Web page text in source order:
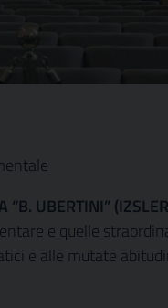
“B. UBERTINI”
e quelle
e alle mutate